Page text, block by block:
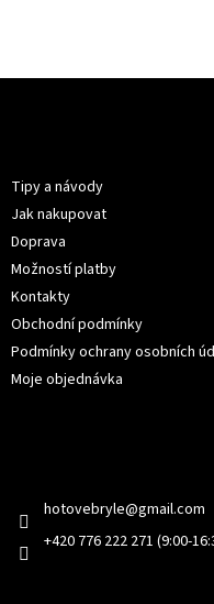
Tipy a návody
Jak nakupovat
Doprava
Možností platby
Kontakty
Obchodní podmínky
Podmínky ochrany osobních
Moje objednávka
hotovebryle@gmail.com
+420 776 222 271 (9:00-